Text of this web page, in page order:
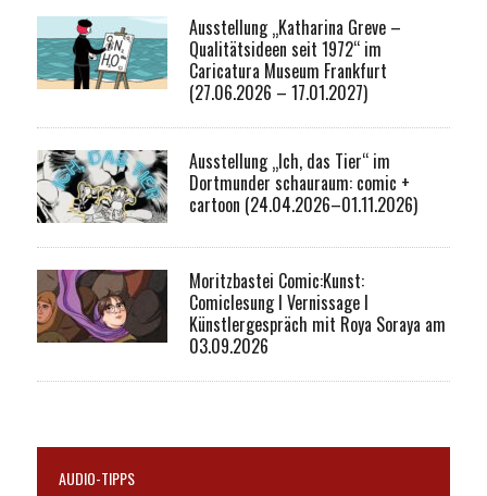
Ausstellung „Katharina Greve –
Qualitätsideen seit 1972“ im
Caricatura Museum Frankfurt
(27.06.2026 – 17.01.2027)
Ausstellung „Ich, das Tier“ im
Dortmunder schauraum: comic +
cartoon (24.04.2026–01.11.2026)
Moritzbastei Comic:Kunst:
Comiclesung I Vernissage I
Künstlergespräch mit Roya Soraya am
03.09.2026
AUDIO-TIPPS